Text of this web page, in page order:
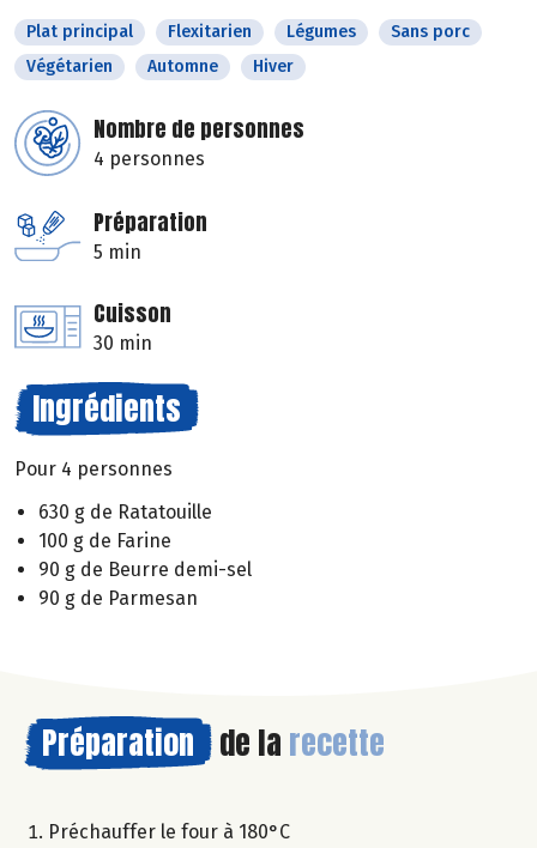
Plat principal Flexitarien Légumes
Sans porc
Végétarien
Automne Hiver
Nombre de personnes
4 personnes
Préparation
5 min
Cuisson
30 min
Ingrédients
Pour 4 personnes
630 g de Ratatouille
100 g de Farine
90 g de Beurre demi-sel
90 g de Parmesan
Préparation de la recette
Préchauffer le four à 180°C